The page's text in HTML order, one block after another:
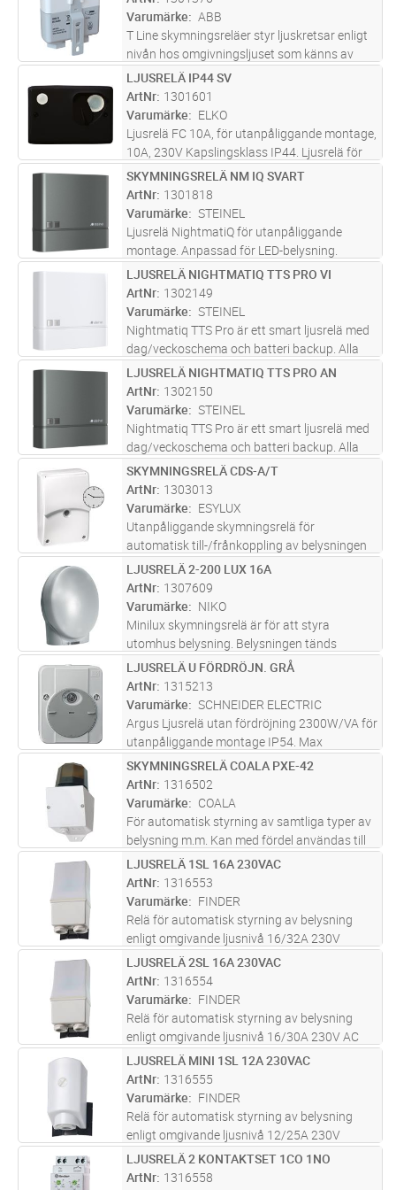
särskilt användbara utomhus
Varumärke
ABB
T Line skymningsreläer styr ljuskretsar enligt
nivån hos omgivningsljuset som känns av
med en utomhusgivare. Eftersom de tillåter
kraftigt minskad energiförbrukning är de
särskilt användbara utomhus
ST Lägg i kundvagn
LJUSRELÄ IP44 SV
ArtNr 1301601
Varumärke
ELKO
Ljusrelä FC 10A, för utanpåliggande montage,
10A, 230V Kapslingsklass IP44. Ljusrelä för
alla typer av laster upp till 10A. Utvändig
justering av ljusnivån, 4-400lux. Invändig
testknapp med momentanf
ST Lägg i kundvagn
SKYMNINGSRELÄ NM IQ SVART
ArtNr 1301818
Varumärke
STEINEL
Ljusrelä NightmatiQ för utanpåliggande
montage. Anpassad för LED-belysning.
Inställbart ljusvärde (luxvärde) 1-75 lux.
ST Lägg i kundvagn
LJUSRELÄ NIGHTMATIQ TTS PRO VI
ArtNr 1302149
Varumärke
STEINEL
Nightmatiq TTS Pro är ett smart ljusrelä med
dag/veckoschema och batteri backup. Alla
inställningar görs i Steinels app Connect,
tänd-släcktider, veckoschema och
skymningsnivå. Tack vare inbyggd batt
mer
ST Lägg i kundvagn
LJUSRELÄ NIGHTMATIQ TTS PRO AN
ArtNr 1302150
Varumärke
STEINEL
Nightmatiq TTS Pro är ett smart ljusrelä med
dag/veckoschema och batteri backup. Alla
inställningar görs i Steinels app Connect,
tänd-släcktider, veckoschema och
skymningsnivå. Tack vare inbyggd batt
mer
ST Lägg i kundvagn
SKYMNINGSRELÄ CDS-A/T
ArtNr 1303013
Varumärke
ESYLUX
Utanpåliggande skymningsrelä för
automatisk till-/frånkoppling av belysningen
Inbyggd dagstidströmställare med flera
omkopplingsmöjligheter Potentialfri
reläkontakt Inställning av ljusvärdet utifr
mer
ST Lägg i kundvagn
LJUSRELÄ 2-200 LUX 16A
ArtNr 1307609
Varumärke
NIKO
Minilux skymningsrelä är för att styra
utomhus belysning. Belysningen tänds
automatiskt när dagsljuset understiger
inställt luxvärde släcker när dagsljuset
överstiger inställt värde.Skymningsreläet
h ...läs mer
ST Lägg i kundvagn
LJUSRELÄ U FÖRDRÖJN. GRÅ
ArtNr 1315213
Varumärke
SCHNEIDER ELECTRIC
Argus Ljusrelä utan fördröjning 2300W/VA för
utanpåliggande montage IP54. Max
belastning 10A. Inställbart luxvärde 3-2000
lux med skiva som vrids i önskat läge. Ljusgrå
ST Lägg i kundvagn
SKYMNINGSRELÄ COALA PXE-42
ArtNr 1316502
Varumärke
COALA
För automatisk styrning av samtliga typer av
belysning m.m. Kan med fördel användas till
lågenergilampor. Den rymliga kopplingsboxen
skapar stora möjligheter för variationer vid
inkoppling, samt att...läs mer
ST Lägg i kundvagn
LJUSRELÄ 1SL 16A 230VAC
ArtNr 1316553
Varumärke
FINDER
Relä för automatisk styrning av belysning
enligt omgivande ljusnivå 16/32A 230V
AC,inställbar från 1 - 80lux
ST Lägg i kundvagn
LJUSRELÄ 2SL 16A 230VAC
ArtNr 1316554
Varumärke
FINDER
Relä för automatisk styrning av belysning
enligt omgivande ljusnivå 16/30A 230V AC
med två oberoende utgångar som kan
individuellt ställas in från 1 - 80lux
ST Lägg i kundvagn
LJUSRELÄ MINI 1SL 12A 230VAC
ArtNr 1316555
Varumärke
FINDER
Relä för automatisk styrning av belysning
enligt omgivande ljusnivå 12/25A 230V
AC,inställbar från 1 - 80lux
ST Lägg i kundvagn
LJUSRELÄ 2 KONTAKTSET 1CO 1NO
ArtNr 1316558